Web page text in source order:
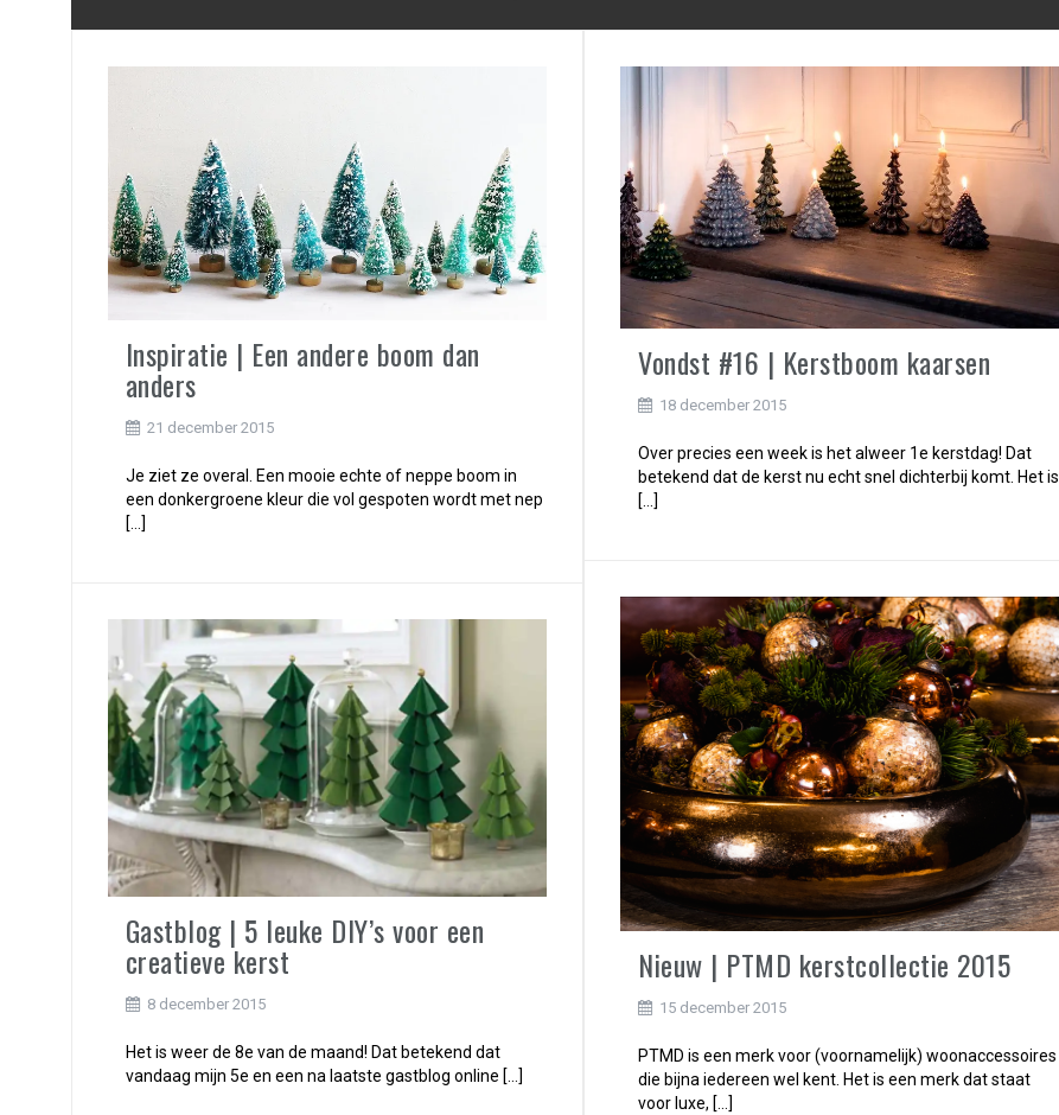
Inspiratie | Een andere boom dan
anders
21 december 2015
Je ziet ze overal. Een mooie echte of neppe boom in
een donkergroene kleur die vol gespoten wordt met nep
[…]
Vondst #16 | Kerstboom kaarsen
18 december 2015
Over precies een week is het alweer 1e kerstdag! Dat
betekend dat de kerst nu echt snel dichterbij komt. Het is
[…]
Nieuw | PTMD kerstcollectie 2015
15 december 2015
PTMD is een merk voor (voornamelijk) woonaccessoires
die bijna iedereen wel kent. Het is een merk dat staat
voor luxe, […]
Gastblog | 5 leuke DIY’s voor een
creatieve kerst
8 december 2015
Het is weer de 8e van de maand! Dat betekend dat
vandaag mijn 5e en een na laatste gastblog online […]